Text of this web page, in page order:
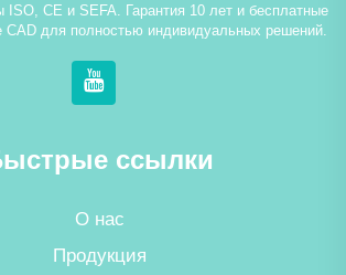
ISO, CE и SEFA. Гарантия 10 лет и бесплатные
CAD для полностью индивидуальных решений.
ссылки
О нас
Продукция